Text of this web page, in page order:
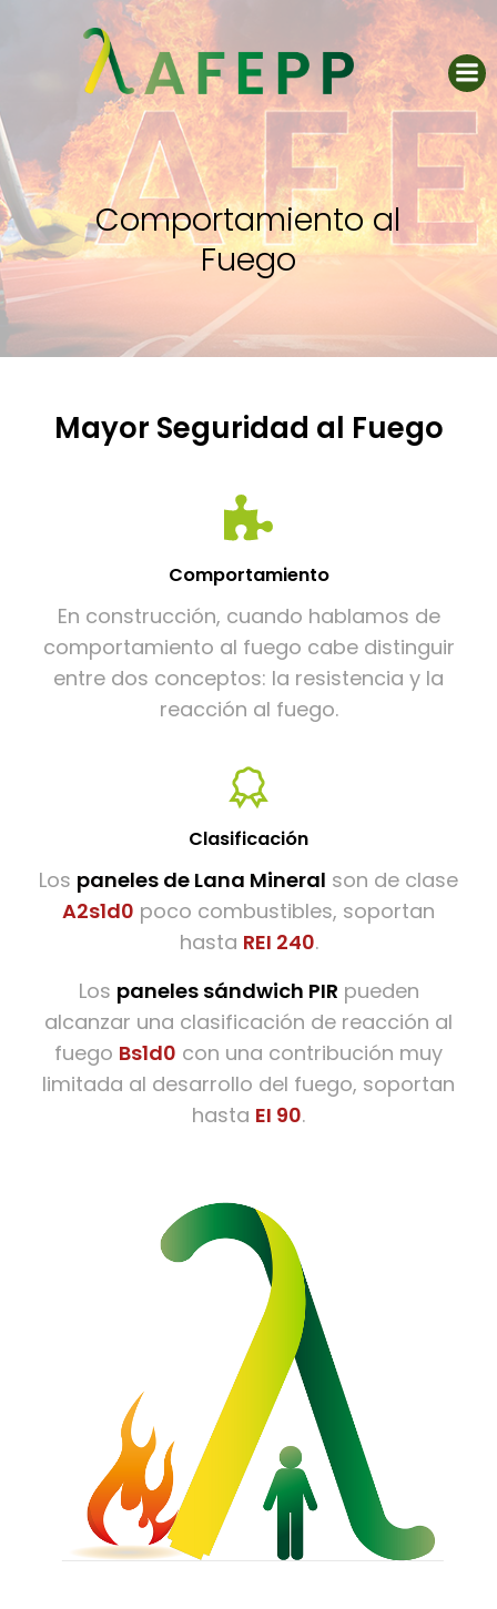
contenido
Comportamiento al
Fuego
Mayor Seguridad al Fuego
Comportamiento
En construcción, cuando hablamos de
comportamiento al fuego cabe distinguir
entre dos conceptos: la resistencia y la
reacción al fuego.
Clasificación
Los paneles de Lana Mineral son de clase
A2s1d0 poco combustibles, soportan
hasta REI 240.
Los paneles sándwich PIR pueden
alcanzar una clasificación de reacción al
fuego Bs1d0 con una contribución muy
limitada al desarrollo del fuego, soportan
hasta EI 90.